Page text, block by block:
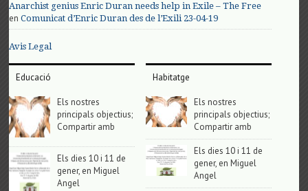
Anarchist genius Enric Duran needs help in Exile – The Free
enComunicat d’Enric Duran des de l’Exili 23-04-19
Avis Legal
Educació
Els nostres
principals objectius;
Compartir amb
Els dies 10 i 11 de
gener, en Miguel
Angel
Habitatge
Els nostres
principals objectius;
Compartir amb
Els dies 10 i 11 de
gener, en Miguel
Angel